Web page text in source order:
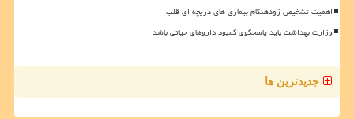
اهمیت تشخیص زودهنگام بیماری های دریچه ای قلب
وزارت بهداشت باید پاسخگوی کمبود داروهای حیاتی باشد
جدیدترین ها